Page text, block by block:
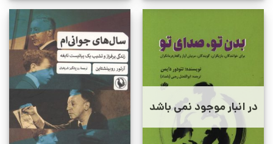
در انبار موجود نمی باشد